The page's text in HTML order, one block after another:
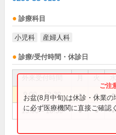
診療科目
小児科 産婦人科
診療/受付時間・休診日
9:00～12:30 ● ● ●
15:00～18:30 ● ● ●
お盆(8月中旬)は休診・休業
に必ず医療機関に直接ご確認